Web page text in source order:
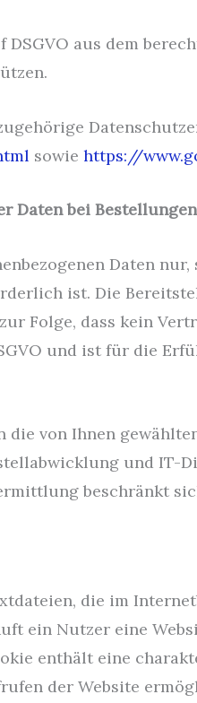
aus dem
sowie https://
Daten bei Bestellungen
Daten
ist. Die
Folge, dass kein
und ist für die
von Ihnen
und IT-
beschränkt
die im
ein Nutzer eine
enthält eine
der Website